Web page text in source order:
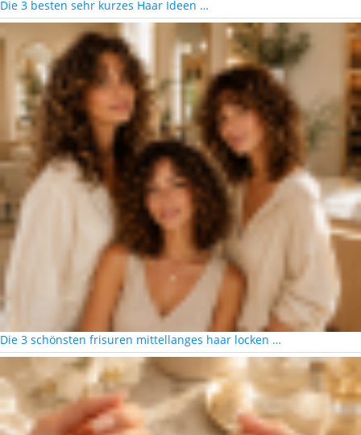
Die 3 besten sehr kurzes Haar Ideen …
Die 3 schönsten frisuren mittellanges haar locken …